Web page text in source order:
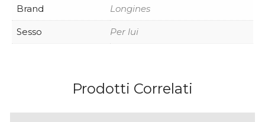
Brand Longines
Sesso Per lui
Prodotti Correlati